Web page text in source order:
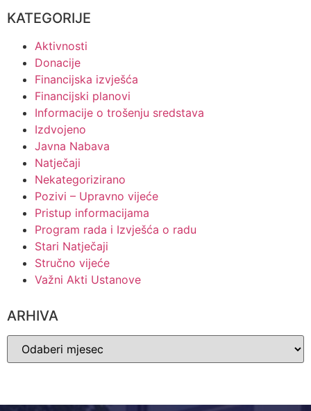
KATEGORIJE
Aktivnosti
Donacije
Financijska izvješća
Financijski planovi
Informacije o trošenju sredstava
Izdvojeno
Javna Nabava
Natječaji
Nekategorizirano
Pozivi – Upravno vijeće
Pristup informacijama
Program rada i Izvješća o radu
Stari Natječaji
Stručno vijeće
Važni Akti Ustanove
ARHIVA